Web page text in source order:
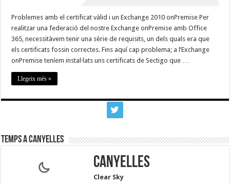
Problemes amb el certificat vàlid i un Exchange 2010 onPremise Per
realitzar una federació del nostre Exchange onPremise amb Office
365, necessitàvem tenir una sèrie de requisits, un dels quals era que
els certificats fossin correctes. Fins aquí cap problema; a l’Exchange
onPremise teníem instal·lats uns certificats de Sectigo que …
Llegeix més »
Temps a Canyelles
Canyelles
Clear Sky